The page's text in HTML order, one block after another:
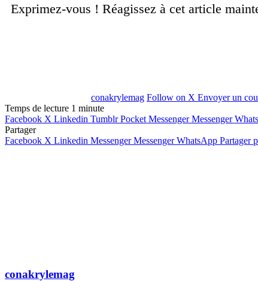
Exprimez-vous ! Réagissez à cet article
conakrylemag Follow on X Envoyer un
Temps de lecture 1 minute
Facebook X Linkedin Tumblr Pocket Messenger Messenger
Partager
Facebook X Linkedin Messenger Messenger WhatsApp Partager
conakrylemag